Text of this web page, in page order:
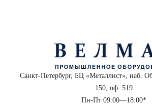
Санкт-Петербург, БЦ «Металлист», наб.
150, оф. 519
Пн-Пт 09:00—18:00*